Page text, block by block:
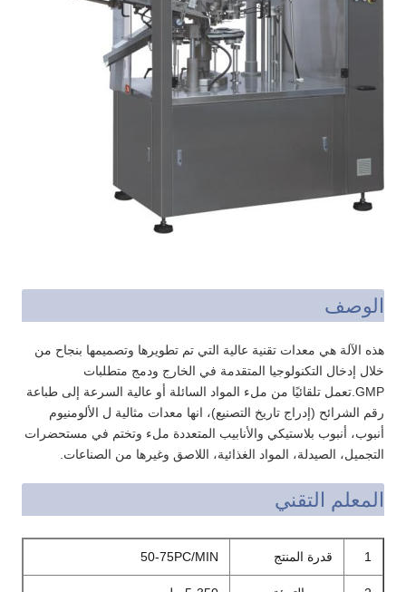
الوصف
هذه الآلة هي معدات تقنية عالية التي تم تطويرها وتصميمها بنجاح من
خلال إدخال التكنولوجيا المتقدمة في الخارج ودمج متطلبات
GMP.تعمل تلقائيًا من ملء المواد السائلة أو عالية السرعة إلى طباعة
رقم الشرائح (إدراج تاريخ التصنيع)، انها معدات مثالية ل الألومنيوم
أنبوب، أنبوب بلاستيكي والأنابيب المتعددة ملء وتختم في مستحضرات
التجميل، الصيدلة، المواد الغذائية، اللاصق وغيرها من الصناعات.
المعلم التقني
1 قدرة المنتج 50-75PC/MIN